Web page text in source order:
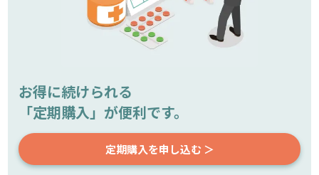
お得に続けられる
「定期購入」が便利です。
定期購入を申し込む ＞